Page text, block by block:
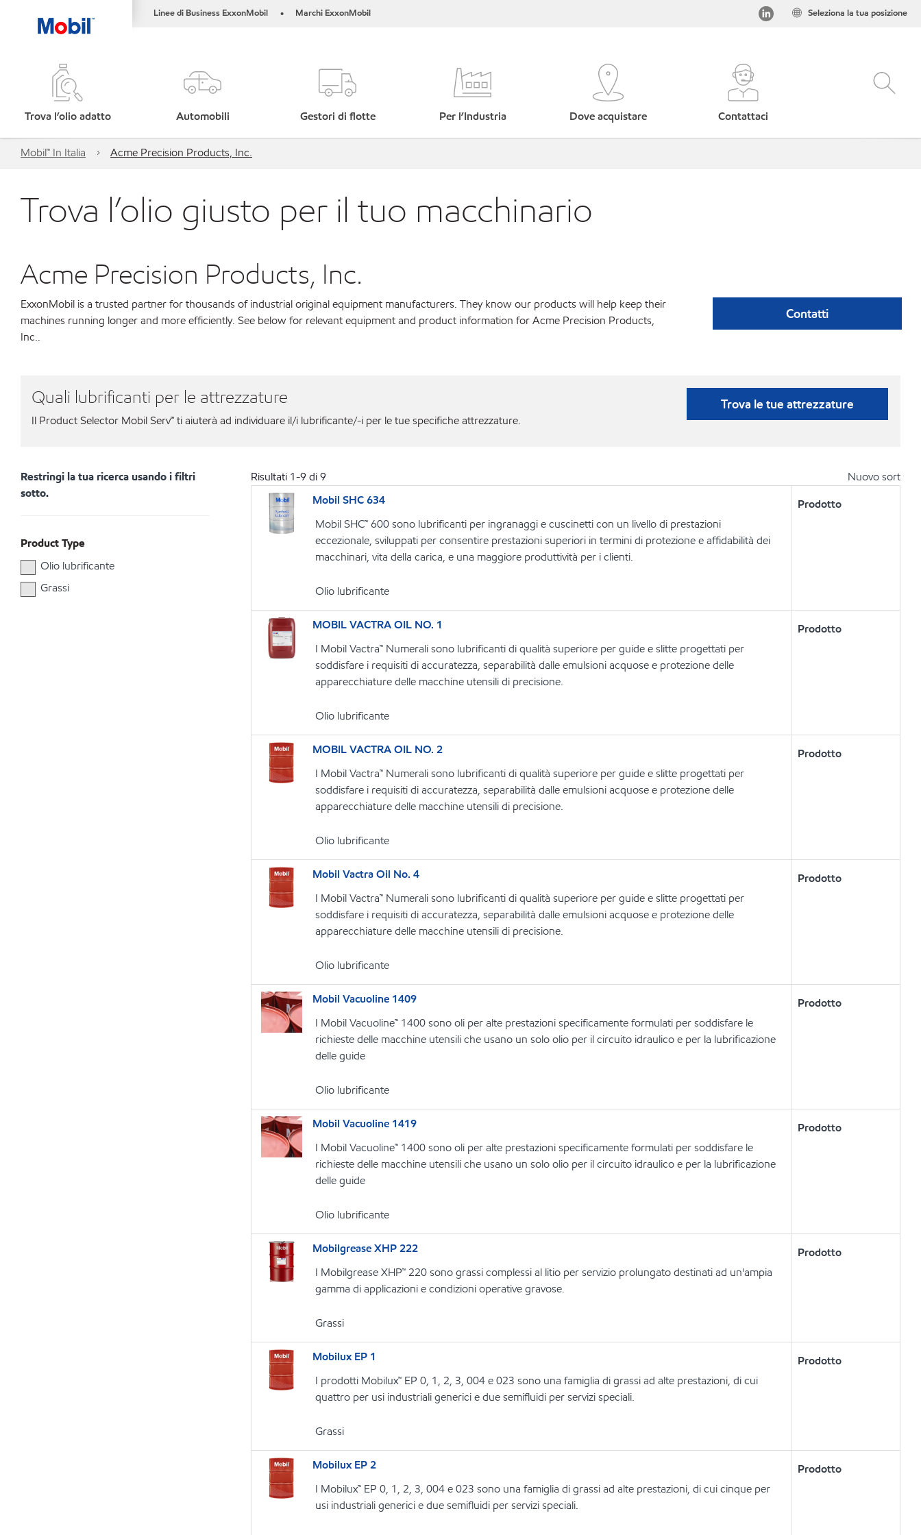
Linee di Business ExxonMobil • Marchi ExxonMobil Seleziona la tua posizione
Trova l’olio adatto Automobili Gestori di flotte Per l’Industria Dove acquistare Contattaci
Mobil™ In Italia Acme Precision Products, Inc.
Trova l’olio giusto per il tuo macchinario
Acme Precision Products, Inc.
ExxonMobil is a trusted partner for thousands of industrial original equipment manufacturers. They know our products will help keep their
machines running longer and more efficiently. See below for relevant equipment and product information for Acme Precision Products,
Inc..
Contatti
Quali lubrificanti per le attrezzature
Il Product Selector Mobil Serv℠ ti aiuterà ad individuare il/i lubrificante/-i per le tue specifiche attrezzature.
Trova le tue attrezzature
Restringi la tua ricerca usando i filtri
sotto.
Product Type
Olio lubrificante
Grassi
Risultati 1-9 di9
Nuovo sort
Mobil SHC 634
Mobil SHC™ 600 sono lubrificanti per ingranaggi e cuscinetti con un livello di prestazioni
eccezionale, sviluppati per consentire prestazioni superiori in termini di protezione e affidabilità dei
macchinari, vita della carica, e una maggiore produttività per i clienti.
Olio lubrificante
Prodotto
MOBIL VACTRA OIL NO. 1
I Mobil Vactra™ Numerali sono lubrificanti di qualità superiore per guide e slitte progettati per
soddisfare i requisiti di accuratezza, separabilità dalle emulsioni acquose e protezione delle
apparecchiature delle macchine utensili di precisione.
Olio lubrificante
Prodotto
MOBIL VACTRA OIL NO. 2
I Mobil Vactra™ Numerali sono lubrificanti di qualità superiore per guide e slitte progettati per
soddisfare i requisiti di accuratezza, separabilità dalle emulsioni acquose e protezione delle
apparecchiature delle macchine utensili di precisione.
Olio lubrificante
Prodotto
Mobil Vactra Oil No. 4
I Mobil Vactra™ Numerali sono lubrificanti di qualità superiore per guide e slitte progettati per
soddisfare i requisiti di accuratezza, separabilità dalle emulsioni acquose e protezione delle
apparecchiature delle macchine utensili di precisione.
Olio lubrificante
Prodotto
Mobil Vacuoline 1409
I Mobil Vacuoline™ 1400 sono oli per alte prestazioni specificamente formulati per soddisfare le
richieste delle macchine utensili che usano un solo olio per il circuito idraulico e per la lubrificazione
delle guide
Olio lubrificante
Prodotto
Mobil Vacuoline 1419
I Mobil Vacuoline™ 1400 sono oli per alte prestazioni specificamente formulati per soddisfare le
richieste delle macchine utensili che usano un solo olio per il circuito idraulico e per la lubrificazione
delle guide
Olio lubrificante
Prodotto
Mobilgrease XHP 222
I Mobilgrease XHP™ 220 sono grassi complessi al litio per servizio prolungato destinati ad un'ampia
gamma di applicazioni e condizioni operative gravose.
Grassi
Prodotto
Mobilux EP 1
I prodotti Mobilux™ EP 0, 1, 2, 3, 004 e 023 sono una famiglia di grassi ad alte prestazioni, di cui
quattro per usi industriali generici e due semifluidi per servizi speciali.
Grassi
Prodotto
Mobilux EP 2
I Mobilux™ EP 0, 1, 2, 3, 004 e 023 sono una famiglia di grassi ad alte prestazioni, di cui cinque per
usi industriali generici e due semifluidi per servizi speciali.
Prodotto